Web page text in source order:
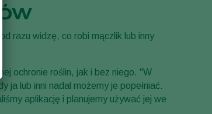
razu widzę, co robi mączlik lub inny
ochronie roślin, jak i bez niego. "W
ja lub inni nadal możemy je popełniać.
aplikację i planujemy używać jej we